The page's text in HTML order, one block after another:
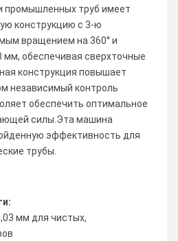
промышленных труб имеет
конструкцию с 3-ю
вращением на 360° и
обеспечивая сверхточные
конструкция повышает
независимый контроль
обеспечить оптимальное
силы.Эта машина
эффективность для
трубы.
мм для чистых,